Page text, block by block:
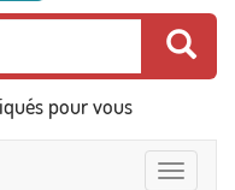
pour vous
Toggle